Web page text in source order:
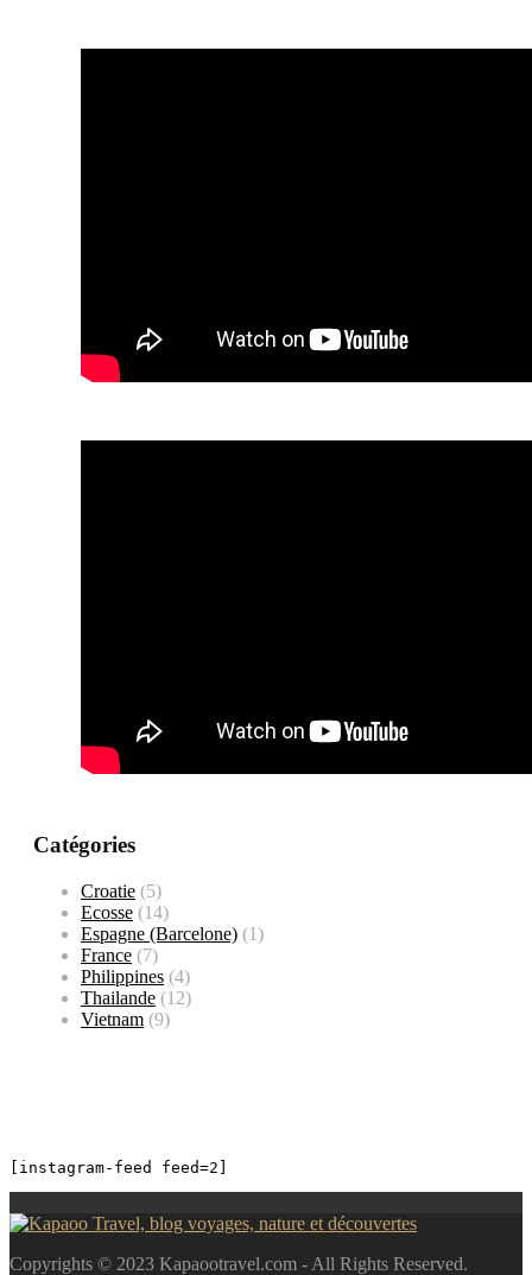
Catégories
Croatie (5)
Ecosse (14)
Espagne (Barcelone) (1)
France (7)
Philippines (4)
Thailande (12)
Vietnam (9)
[instagram-feed feed=2]
Copyrights © 2023 Kapaootravel.com - All Rights Reserved.